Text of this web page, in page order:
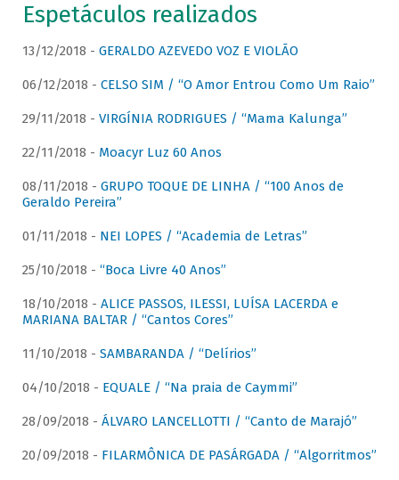
Espetáculos realizados
13/12/2018 - GERALDO AZEVEDO VOZ E VIOLÃO
06/12/2018 - CELSO SIM / “O Amor Entrou Como Um Raio”
29/11/2018 - VIRGÍNIA RODRIGUES / “Mama Kalunga”
22/11/2018 - Moacyr Luz 60 Anos
08/11/2018 - GRUPO TOQUE DE LINHA / “100 Anos de
Geraldo Pereira”
01/11/2018 - NEI LOPES / “Academia de Letras”
25/10/2018 - “Boca Livre 40 Anos”
18/10/2018 - ALICE PASSOS, ILESSI, LUÍSA LACERDA e
MARIANA BALTAR / “Cantos Cores”
11/10/2018 - SAMBARANDA / “Delírios”
04/10/2018 - EQUALE / “Na praia de Caymmi”
28/09/2018 - ÁLVARO LANCELLOTTI / “Canto de Marajó”
20/09/2018 - FILARMÔNICA DE PASÁRGADA / “Algorritmos”